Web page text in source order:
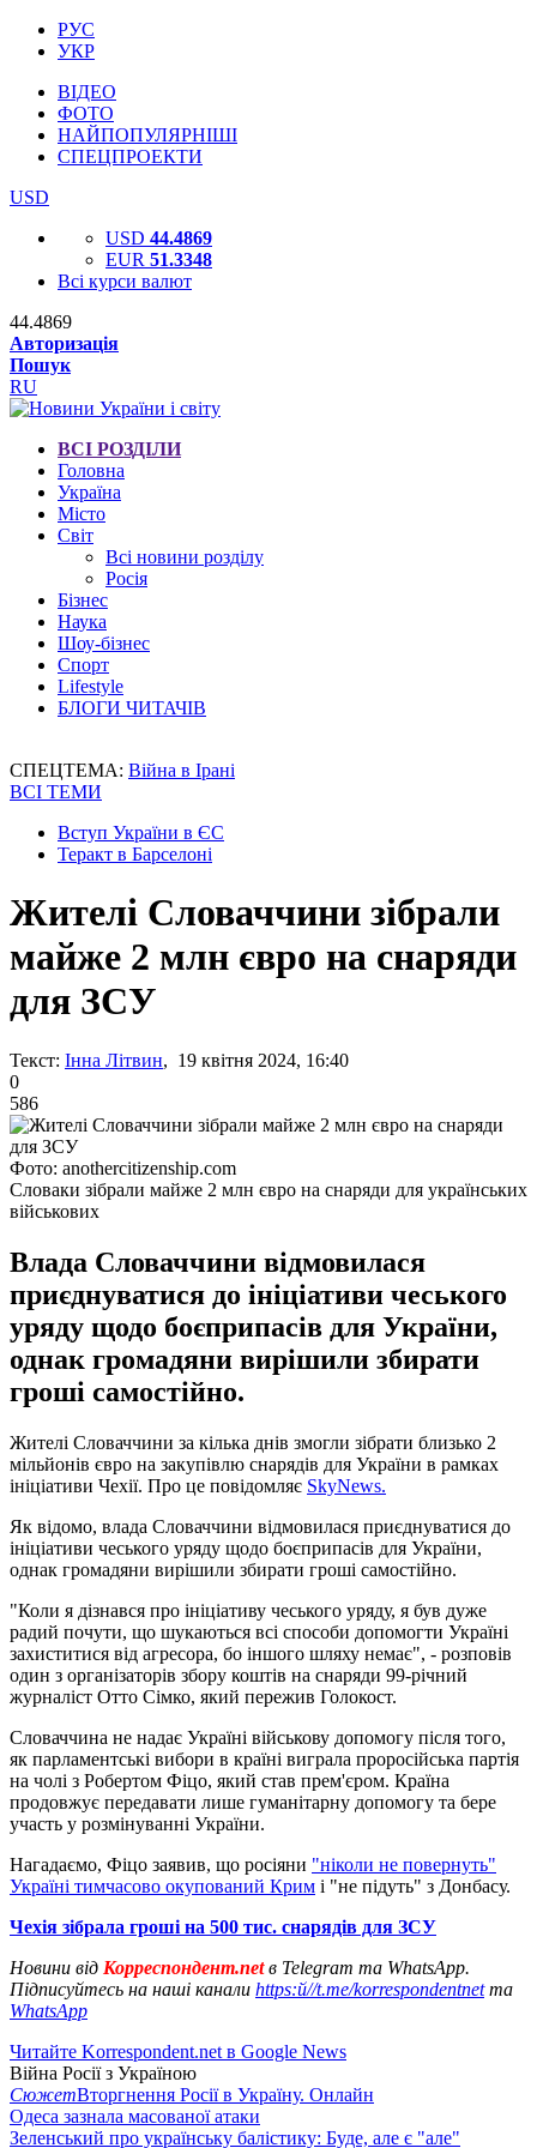
РУС
УКР
ВІДЕО
ФОТО
НАЙПОПУЛЯРНІШІ
СПЕЦПРОЕКТИ
USD
USD 44.4869
EUR 51.3348
Всі курси валют
44.4869
Авторизація
Пошук
RU
ВСІ РОЗДІЛИ
Головна
Україна
Місто
Світ
Всі новини розділу
Росія
Бізнес
Наука
Шоу-бізнес
Спорт
Lifestyle
БЛОГИ ЧИТАЧІВ
СПЕЦТЕМА: Війна в Ірані
ВСІ ТЕМИ
Вступ України в ЄС
Теракт в Барселоні
Жителі Словаччини зібрали
майже 2 млн євро на снаряди
для ЗСУ
Текст: Інна Літвин, 19 квітня 2024, 16:40
0
586
Фото: anothercitizenship.com
Словаки зібрали майже 2 млн євро на снаряди для українських
військових
Влада Словаччини відмовилася
приєднуватися до ініціативи чеського
уряду щодо боєприпасів для України,
однак громадяни вирішили збирати
гроші самостійно.
Жителі Словаччини за кілька днів змогли зібрати близько 2
мільйонів євро на закупівлю снарядів для України в рамках
ініціативи Чехії. Про це повідомляє SkyNews.
Як відомо, влада Словаччини відмовилася приєднуватися до
ініціативи чеського уряду щодо боєприпасів для України,
однак громадяни вирішили збирати гроші самостійно.
"Коли я дізнався про ініціативу чеського уряду, я був дуже
радий почути, що шукаються всі способи допомогти Україні
захиститися від агресора, бо іншого шляху немає", - розповів
один з організаторів збору коштів на снаряди 99-річний
журналіст Отто Сімко, який пережив Голокост.
Словаччина не надає Україні військову допомогу після того,
як парламентські вибори в країні виграла проросійська партія
на чолі з Робертом Фіцо, який став прем'єром. Країна
продовжує передавати лише гуманітарну допомогу та бере
участь у розмінуванні України.
Нагадаємо, Фіцо заявив, що росіяни "ніколи не повернуть"
Україні тимчасово окупований Крим і "не підуть" з Донбасу.
Чехія зібрала гроші на 500 тис. снарядів для ЗСУ
Новини від Корреспондент.netв Telegram та WhatsApp.
Підписуйтесь на наші канали https:й//t.me/korrespondentnetта
WhatsApp
Читайте Korrespondent.net в Google News
Війна Росії з Україною
СюжетВторгнення Росії в Україну. Онлайн
Одеса зазнала масованої атаки
Зеленський про українську балістику: Буде, але є "але"